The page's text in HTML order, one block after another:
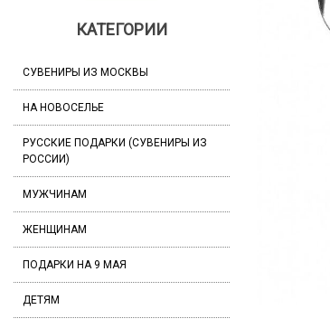
КАТЕГОРИИ
СУВЕНИРЫ ИЗ МОСКВЫ
НА НОВОСЕЛЬЕ
РУССКИЕ ПОДАРКИ (СУВЕНИРЫ ИЗ
РОССИИ)
МУЖЧИНАМ
ЖЕНЩИНАМ
ПОДАРКИ НА 9 МАЯ
ДЕТЯМ